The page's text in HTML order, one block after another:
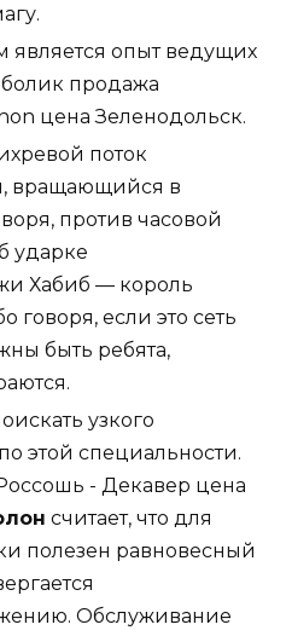
является опыт ведущих
продажа
цена Зеленодольск.
поток
вращающийся в
против часовой
ударке
Хабиб — король
говоря, если это сеть
быть ребята,
узкого
этой специальности.
- Декавер цена
считает, что для
полезен равновесный
Обслуживание